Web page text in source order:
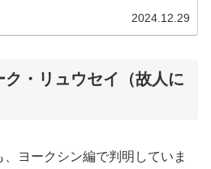
2024.12.29
・リュウセイ（故人に
ヨークシン編で判明していま